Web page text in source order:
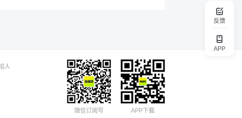
反馈
APP
人
APP下载
微信订阅号